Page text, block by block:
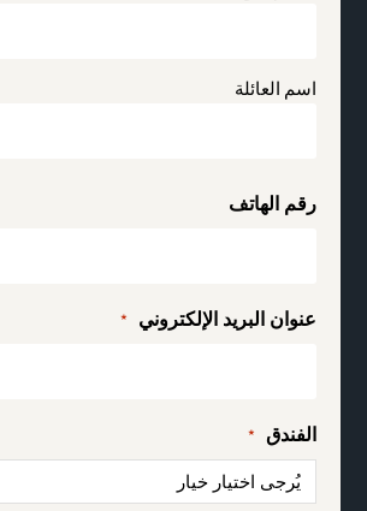
اسم العائلة
رقم الهاتف
عنوان البريد الإلكتروني *
الفندق *